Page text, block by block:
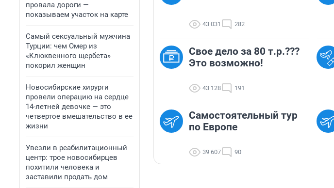
провала дороги —
показываем участок на карте
Самый сексуальный мужчина
Турции: чем Омер из
«Клюквенного щербета»
покорил женщин
Новосибирские хирурги
провели операцию на сердце
14-летней девочке — это
четвертое вмешательство в ее
жизни
Увезли в реабилитационный
центр: трое новосибирцев
похитили человека и
заставили продать дом
43 031 282
Свое дело за 80 т.р.???
Это возможно!
43 128 191
Самостоятельный тур
по Европе
39 607 90